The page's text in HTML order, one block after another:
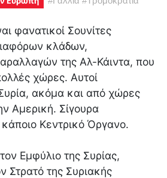
φανατικοί Σουνίτες
κλάδων,
της Αλ-Κάιντα, που
χώρες. Αυτοί
ακόμα και από χώρες
Αμερική. Σίγουρα
κάποιο Κεντρικό Όργανο.
Εμφύλιο της Συρίας,
Στρατό της Συριακής